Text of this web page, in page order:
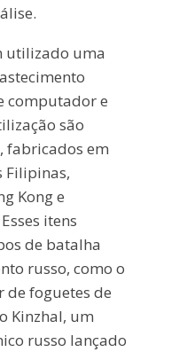
utilizado uma
computador e
são
fabricados em
Filipinas,
Kong e
itens
de batalha
russo, como o
de foguetes de
Kinzhal, um
russo lançado